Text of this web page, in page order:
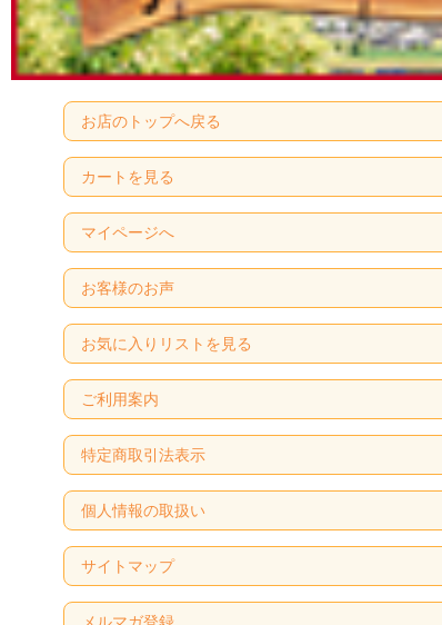
お店のトップへ戻る
カートを見る
マイページへ
お客様のお声
お気に入りリストを見る
ご利用案内
特定商取引法表示
個人情報の取扱い
サイトマップ